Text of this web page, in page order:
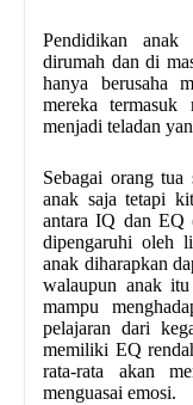
Pendidikan anak
dirumah dan di
hanya berusaha
mereka termasuk
menjadi teladan
Sebagai orang
anak saja tetapi
antara IQ dan EQ
dipengaruhi oleh
anak diharapkan
walaupun anak
mampu
pelajaran dari
memiliki EQ
rata-rata akan
menguasai emosi.